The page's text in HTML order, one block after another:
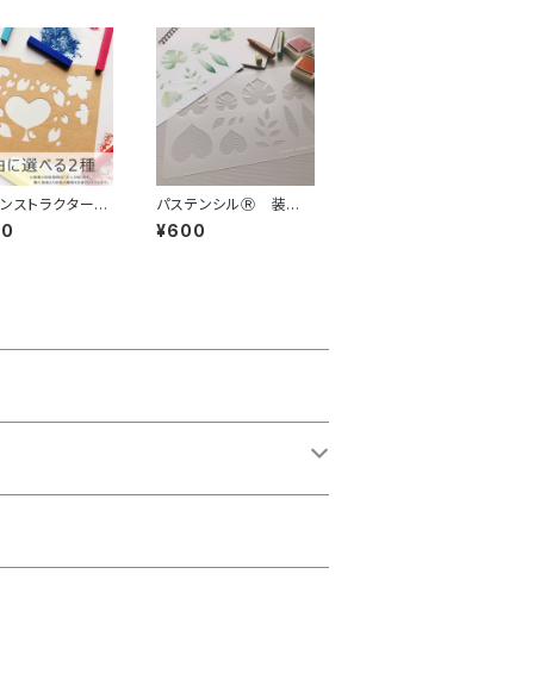
ストラクター専
る2種 紙製パ
ルⓇ 10枚入
パステンシルⓇ 装飾
用葉っぱシート
¥600